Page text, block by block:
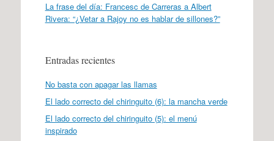
La frase del día: Francesc de Carreras a Albert
Rivera: “¿Vetar a Rajoy no es hablar de sillones?”
Entradas recientes
No basta con apagar las llamas
El lado correcto del chiringuito (6): la mancha verde
El lado correcto del chiringuito (5): el menú
inspirado